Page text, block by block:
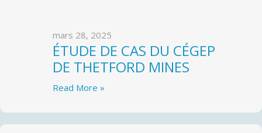
mars 28, 2025
ÉTUDE DE CAS DU CÉGEP
DE THETFORD MINES
Read More »